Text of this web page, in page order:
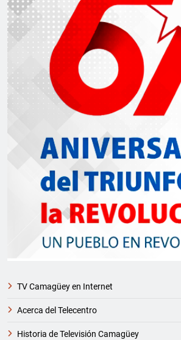
TV Camagüey en Internet
Acerca del Telecentro
Historia de Televisión Camagüey